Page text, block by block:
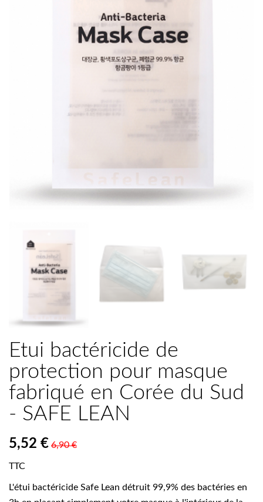
Etui bactéricide de
protection pour masque
fabriqué en Corée du Sud
- SAFE LEAN
5,52 € 6,90 €
TTC
L'étui bactéricide Safe Lean détruit 99,9% des bactéries en